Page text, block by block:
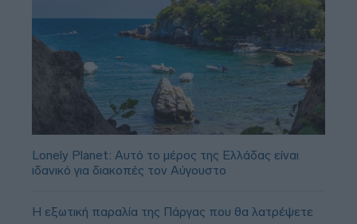
Lonely Planet: Αυτό το μέρος της Ελλάδας είναι
ιδανικό για διακοπές τον Αύγουστο
Η εξωτική παραλία της Πάργας που θα λατρέψετε